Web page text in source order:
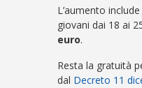
L’aumento
giovani dai 18 ai
euro.
Resta la gratuità
dal Decreto 11